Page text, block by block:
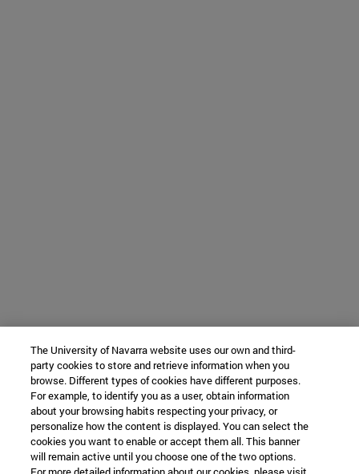
The University of Navarra website uses our own and third-
party cookies to store and retrieve information when you
browse. Different types of cookies have different purposes.
For example, to identify you as a user, obtain information
about your browsing habits respecting your privacy, or
personalize how the content is displayed. You can select the
cookies you want to enable or accept them all. This banner
will remain active until you choose one of the two options.